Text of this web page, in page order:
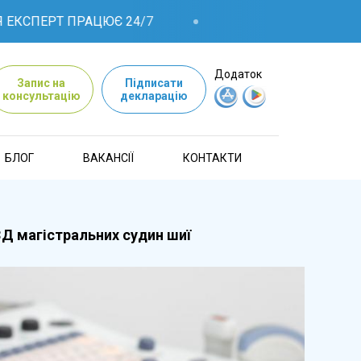
ПРАЦЮЄ 24/7
Запис на
консультацію
Підписати
декларацію
Додаток
БЛОГ ВАКАНСІЇ КОНТАКТИ
магістральних судин шиї